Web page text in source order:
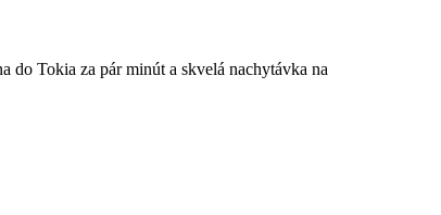
do Tokia za pár minút a skvelá nachytávka na